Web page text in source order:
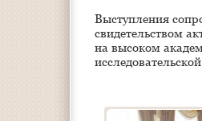
Выступления
свидетельством
на высоком